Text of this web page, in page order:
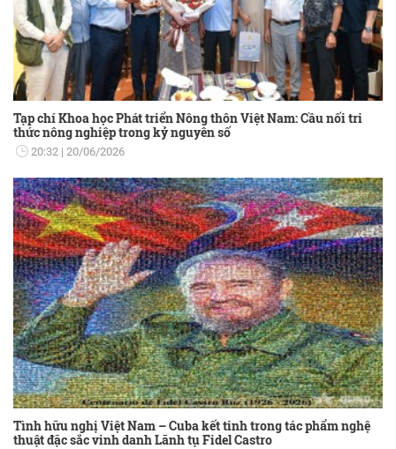
Tạp chí Khoa học Phát triển Nông thôn Việt Nam: Cầu nối tri
thức nông nghiệp trong kỷ nguyên số
20:32 20/06/2026
Tình hữu nghị Việt Nam – Cuba kết tinh trong tác phẩm nghệ
thuật đặc sắc vinh danh Lãnh tụ Fidel Castro